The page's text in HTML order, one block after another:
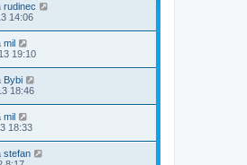
rudinec
14:06
mil
19:10
Bybi
18:46
mil
18:33
stefan